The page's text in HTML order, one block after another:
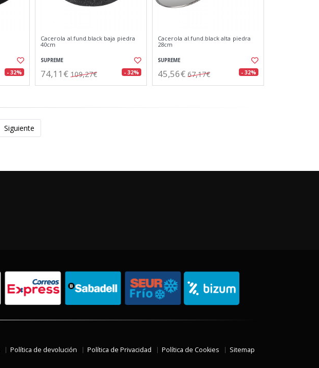
- 32%
Cacerola al.fund.black baja piedra
40cm
SUPREME
74,11€ 109,27€ - 32%
Cacerola al.fund.black alta piedra
28cm
SUPREME
45,56€ 67,17€ - 32%
Siguiente
Política de devolución Política de Privacidad Política de Cookies Sitemap